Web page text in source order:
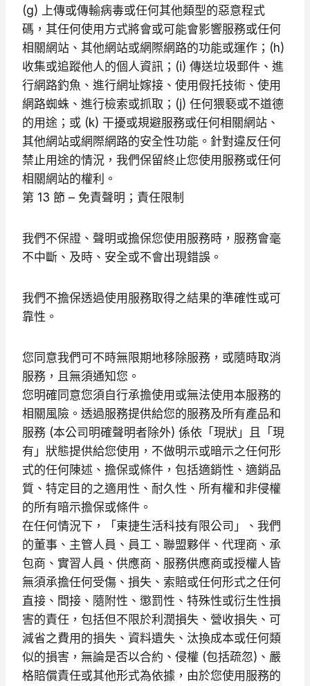
(g) 上傳或傳輸病毒或任何其他類型的惡意程式
碼，其任何使用方式將會或可能會影響服務或任何
相關網站、其他網站或網際網路的功能或運作；(h)
收集或追蹤他人的個人資訊；(i) 傳送垃圾郵件、進
行網路釣魚、進行網址嫁接、使用假托技術、使用
網路蜘蛛、進行檢索或抓取；(j) 任何猥褻或不道德
的用途；或 (k) 干擾或規避服務或任何相關網站、
其他網站或網際網路的安全性功能。針對違反任何
禁止用途的情況，我們保留終止您使用服務或任何
相關網站的權利。
第 13 節 – 免責聲明；責任限制
我們不保證、聲明或擔保您使用服務時，服務會毫
不中斷、及時、安全或不會出現錯誤。
我們不擔保透過使用服務取得之結果的準確性或可
靠性。
您同意我們可不時無限期地移除服務，或隨時取消
服務，且無須通知您。
您明確同意您須自行承擔使用或無法使用本服務的
相關風險。透過服務提供給您的服務及所有產品和
服務 (本公司明確聲明者除外) 係依「現狀」且「現
有」狀態提供給您使用，不做明示或暗示之任何形
式的任何陳述、擔保或條件，包括適銷性、適銷品
質、特定目的之適用性、耐久性、所有權和非侵權
的所有暗示擔保或條件。
在任何情況下，「東捷生活科技有限公司」、我們
的董事、主管人員、員工、聯盟夥伴、代理商、承
包商、實習人員、供應商、服務供應商或授權人皆
無須承擔任何受傷、損失、索賠或任何形式之任何
直接、間接、隨附性、懲罰性、特殊性或衍生性損
害的責任，包括但不限於利潤損失、營收損失、可
減省之費用的損失、資料遺失、汰換成本或任何類
似的損害，無論是否以合約、侵權 (包括疏忽)、嚴
格賠償責任或其他形式為依據，由於您使用服務的